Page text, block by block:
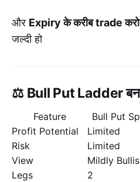
और Expiry के करीब trade करो
जल्दी हो
⚖️ Bull Put Ladder
Feature Bull Put
Profit Potential
Limited
Risk
Limited
View
Mildly
Legs
2